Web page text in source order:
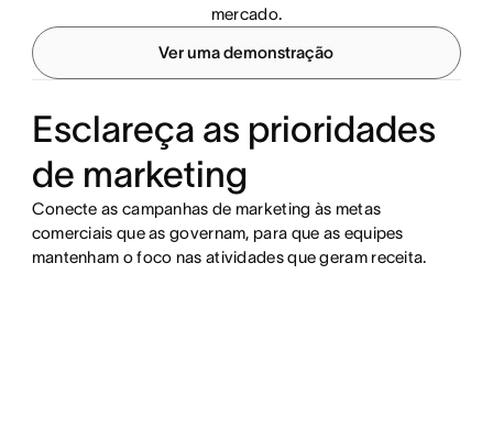
mercado.
Ver uma demonstração
Esclareça as prioridades
de marketing
Conecte as campanhas de marketing às metas
comerciais que as governam, para que as equipes
mantenham o foco nas atividades que geram receita.